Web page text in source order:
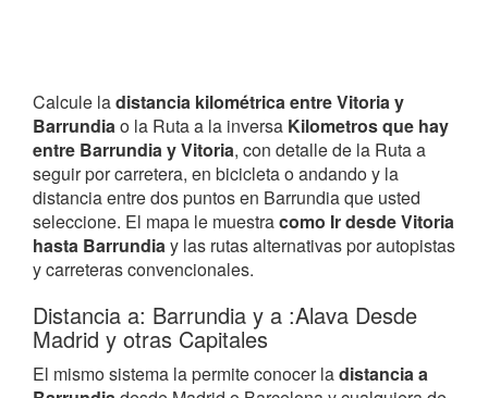
Calcule ladistancia kilométrica entre Vitoria y
Barrundiao la Ruta a la inversa Kilometros que hay
entre Barrundia y Vitoria, con detalle de la Ruta a
seguir por carretera, en bicicleta o andando y la
distancia entre dos puntos en Barrundia que usted
seleccione. El mapa le muestracomo Ir desde Vitoria
hasta Barrundiay las rutas alternativas por autopistas
y carreteras convencionales.
Distancia a: Barrundia y a :Alava Desde
Madrid y otras Capitales
El mismo sistema la permite conocer ladistancia a